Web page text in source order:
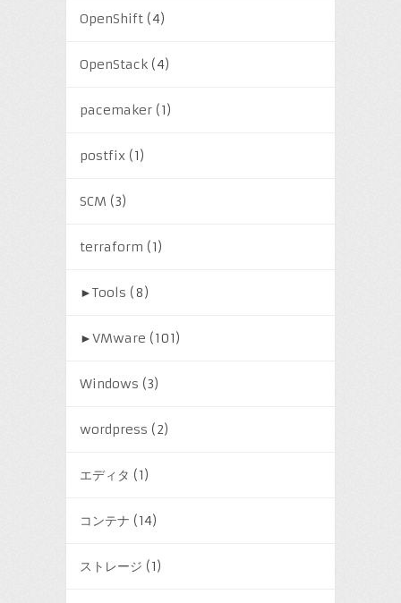
OpenShift(4)
OpenStack(4)
pacemaker(1)
postfix(1)
SCM (3)
terraform (1)
►Tools (8)
►VMware (101)
Windows (3)
wordpress (2)
エディタ (1)
コンテナ (14)
ストレージ (1)